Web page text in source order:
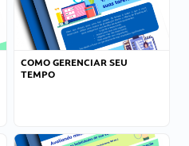
COMO GERENCIAR SEU
TEMPO